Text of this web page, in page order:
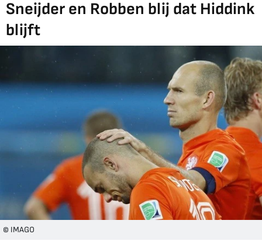
Sneijder en Robben blij dat Hiddink
blijft
© IMAGO